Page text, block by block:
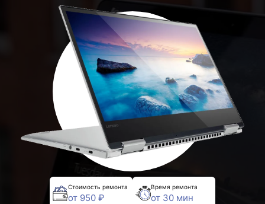
Стоимость ремонта
от 950 ₽
Время ремонта
от 30 мин